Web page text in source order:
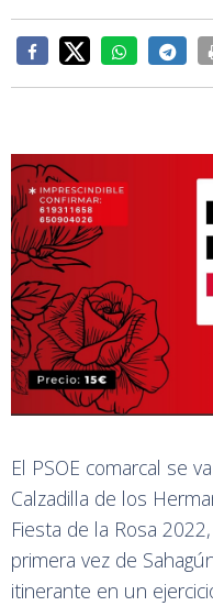
El PSOE comarcal se
Calzadilla de los
Fiesta de la Rosa
primera vez de
itinerante en un